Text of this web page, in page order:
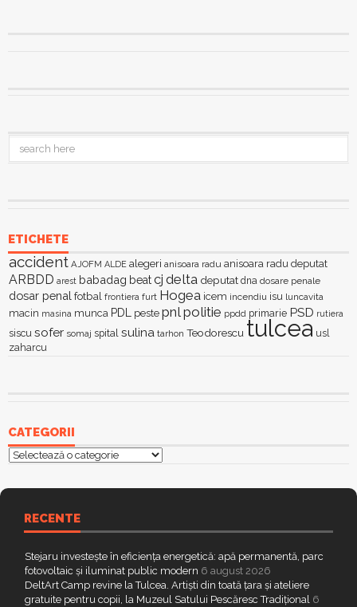
ETICHETE
accident AJOFM ALDE alegeri anisoara radu anisoara radu deputat
ARBDD arest babadag beatcj delta deputat dna dosare penale
dosar penal fotbal frontiera furt Hogea icem incendiu isu luncavita
macin masina munca PDL peste pnlpolitie ppdd primarie PSD rutiera
siscu sofer somaj spital sulina tarhon Teodorescu tulcea usl
zaharcu
CATEGORII
Categorii
RECENTE
Stejaru investește în eficiența energetică: apă permanentă, parc
fotovoltaic și iluminat public modern 6 august 2026
DeltArt Camp revine la Tulcea. Artiști din toată țara și ateliere
gratuite pentru copii, la Muzeul Satului Pescăresc Tradițional 6